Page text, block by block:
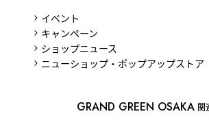
イベント
キャンペーン
ショップニュース
ニューショップ・ポップアップストア
GRAND GREEN OSAKA 関